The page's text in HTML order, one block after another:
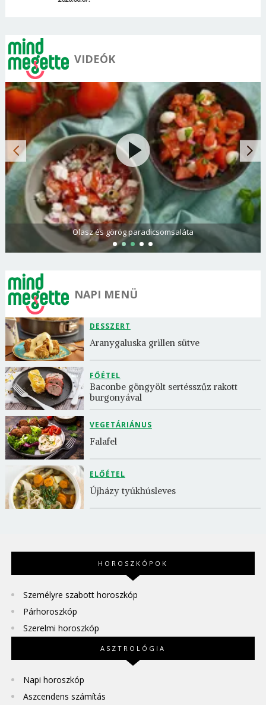
VIDEÓK
Olasz és görög paradicsomsaláta
NAPI MENÜ
DESSZERT
Aranygaluska grillen sütve
FŐÉTEL
Baconbe göngyölt sertésszűz rakott
burgonyával
VEGETÁRIÁNUS
Falafel
ELŐÉTEL
Újházy tyúkhúsleves
HOROSZKÓPOK
Személyre szabott horoszkóp
Párhoroszkóp
Szerelmi horoszkóp
ASZTROLÓGIA
Napi horoszkóp
Aszcendens számítás